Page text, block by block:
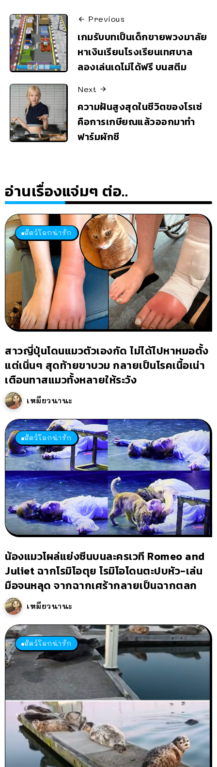
Previous
เกมรับบทเป็นเด็กขายพวงมาลัย
หาเงินเรียนโรงเรียนเทศบาล
ลองเล่นเดโม่ได้ฟรี บนสตีม
Next
ความฝันสูงสุดในชีวิตของโรเซ่
คือการเกษียณแล้วออกมาทำ
ฟาร์มผักชี
อ่านเรื่องแจ่มๆ ต่อ..
สัตว์โลกน่ารัก
สาวญี่ปุ่นโดนแมวตัวเองกัด ไม่ได้ไปหาหมอตั้ง
แต่เนิ่นๆ สุดท้ายขาบวม กลายเป็นโรคเนื้อเน่า
เตือนทาสแมวทั้งหลายให้ระวัง
เหมียวนานะ
สัตว์โลกน่ารัก
น้องแมวโผล่แย่งซีนบนละครเวที Romeo and
Juliet ฉากโรมิโอตุย โรมิโอโดนตะปบหัว-เล่น
มือจนหลุด จากฉากเศร้ากลายเป็นฉากตลก
เหมียวนานะ
สัตว์โลกน่ารัก